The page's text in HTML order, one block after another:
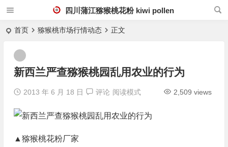
四川蒲江猕猴桃花粉 kiwi pollen
首页 猕猴桃市场行情动态 正文
新西兰严查猕猴桃园乱用农业的行为
2013 年 6 月 18 日 评论 2,509 views
阅读模式
▲猕猴桃花粉厂家